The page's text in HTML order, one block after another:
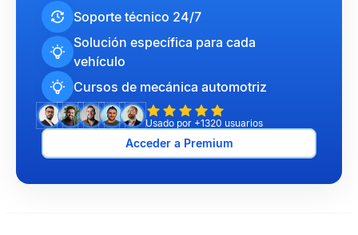
Soporte técnico 24/7
Solución específica para cada
vehículo
Cursos de mecánica automotriz
Usado por +1320 usuarios
Acceder a Premium